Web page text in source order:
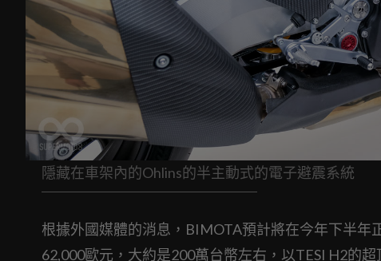
隱藏在車架內的Ohlins的半主動式的電子避震系統
根據外國媒體的消息，BIMOTA預計將在今年下半
62,000歐元，大約是200萬台幣左右，以TESI H2的